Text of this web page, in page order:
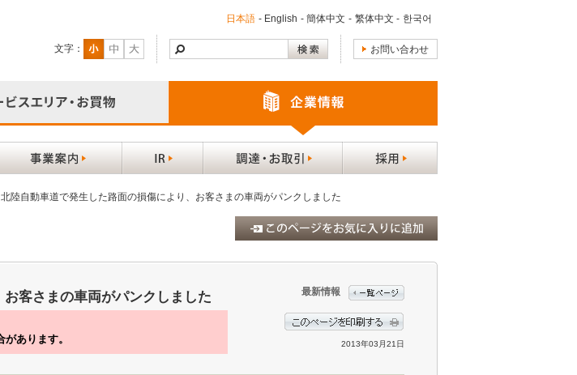
日本語 - English - 簡体中文 - 繁体中文 - 한국어
文字： お問い合わせ
北陸自動車道で発生した路面の損傷により、お客さまの車両がパンクしました
客さまの車両がパンクしました
あります。
最新情報
2013年03月21日